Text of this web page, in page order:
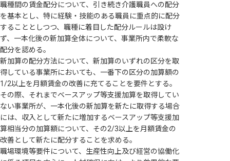
職種間の賃金配分について、引き続き介護職員への配分
を基本とし、特に経験・技能のある職員に重点的に配分
することとしつつ、職種に着目した配分ルールは設け
ず、一本化後の新加算全体について、事業所内で柔軟な
配分を認める。
新加算の配分方法について、新加算のいずれの区分を取
得している事業所においても、一番下の区分の加算額の
1/2以上を月額賃金の改善に充てることを要件とする。
その際、それまでベースアップ等支援加算を取得してい
ない事業所が、一本化後の新加算を新たに取得する場合
には、収入として新たに増加するベースアップ等支援加
算相当分の加算額について、その2/3以上を月額賃金の
改善として新たに配分することを求める。
職場環境等要件について、生産性向上及び経営の協働化